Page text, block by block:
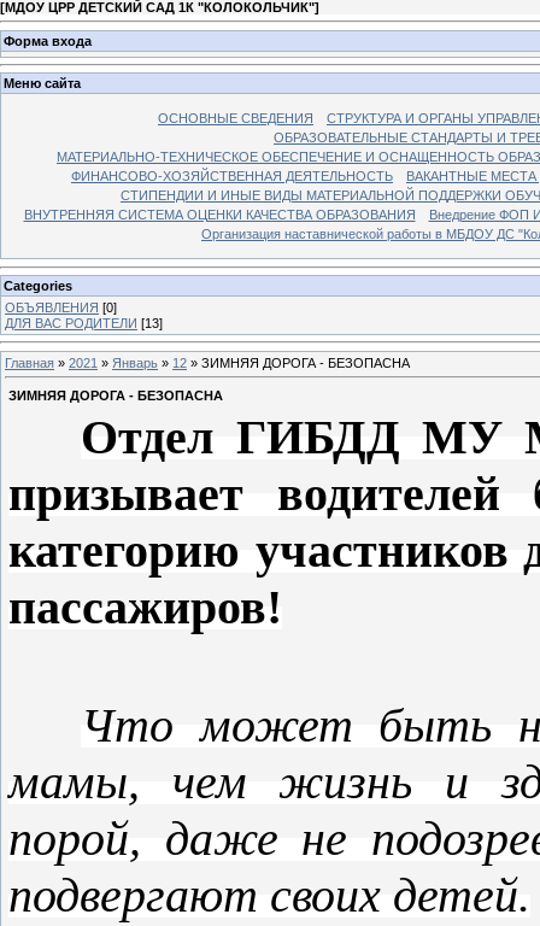
[МДОУ ЦРР ДЕТСКИЙ САД 1К "КОЛОКОЛЬЧИК"]
Форма входа
Меню сайта
ОСНОВНЫЕ СВЕДЕНИЯ
СТРУКТУРА И ОРГАНЫ
ОБРАЗОВАТЕЛЬНЫЕ СТАНДАРТЫ И
МАТЕРИАЛЬНО-ТЕХНИЧЕСКОЕ ОБЕСПЕЧЕНИЕ И ОСНАЩЕННОСТЬ
ФИНАНСОВО-ХОЗЯЙСТВЕННАЯ ДЕЯТЕЛЬНОСТЬ
ВАКАНТНЫЕ
СТИПЕНДИИ И ИНЫЕ ВИДЫ МАТЕРИАЛЬНОЙ ПОДДЕРЖКИ
ВНУТРЕННЯЯ СИСТЕМА ОЦЕНКИ КАЧЕСТВА ОБРАЗОВАНИЯ
Внедрение ФОП
Организация наставнической работы в МБДОУ ДС
Categories
ОБЪЯВЛЕНИЯ [0]
ДЛЯ ВАС РОДИТЕЛИ [13]
Главная » 2021 » Январь » 12 » ЗИМНЯЯ ДОРОГА - БЕЗОПАСНА
ЗИМНЯЯ ДОРОГА - БЕЗОПАСНА
Отдел ГИБДД МУ
призывает
категорию участников
пассажиров!
Что может быть
мамы, чем жизнь и
порой, даже не
подвергают своих детей.